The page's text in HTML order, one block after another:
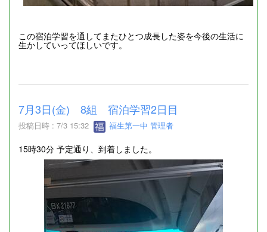
この宿泊学習を通してまたひとつ成長した姿を今後の生活に
生かしていってほしいです。
7月3日(金) 8組 宿泊学習2日目
投稿日時 : 7/3 15:32 福生第一中 管理者
15時30分 予定通り、到着しました。